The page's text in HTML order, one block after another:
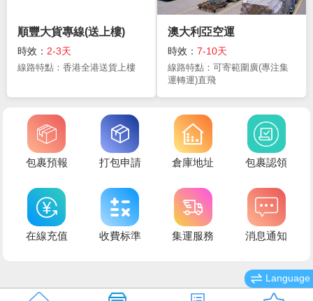
順豐大貨專線(送上樓)
時效： 2-3天
線路特點：香港全港送貨上樓
澳大利亞空運
時效： 7-10天
線路特點：可寄範圍廣(專注集
運轉運)直飛
包裹預報 打包申請 倉庫地址 包裹認領
在線充值 收費标準 集運服務 消息通知
Language